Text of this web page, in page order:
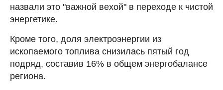
назвали это "важной вехой" в переходе к чистой
энергетике.
Кроме того, доля электроэнергии из
ископаемого топлива снизилась пятый год
подряд, составив 16% в общем энергобалансе
региона.